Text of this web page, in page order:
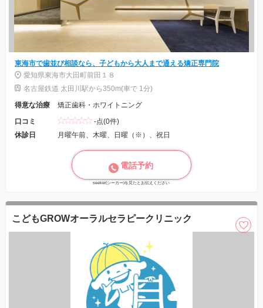
東海市で歯並び相談なら、子どもから大人まで通える矯正専門院
愛知県東海市大田町前田１８
名古屋鉄道 太田川駅から350m(車で 1分)
得意な治療
矯正歯科・ホワイトニング
口コミ
-点(0件)
休診日
月曜午前、木曜、日曜（※）、祝日
電話予約
seeker(シーカー)を見たとお伝えください
こどもGROWオーラルセラピークリニック